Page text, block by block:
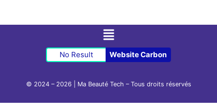
No Result Website Carbon
© 2024 – 2026 | Ma Beauté Tech – Tous droits réservés